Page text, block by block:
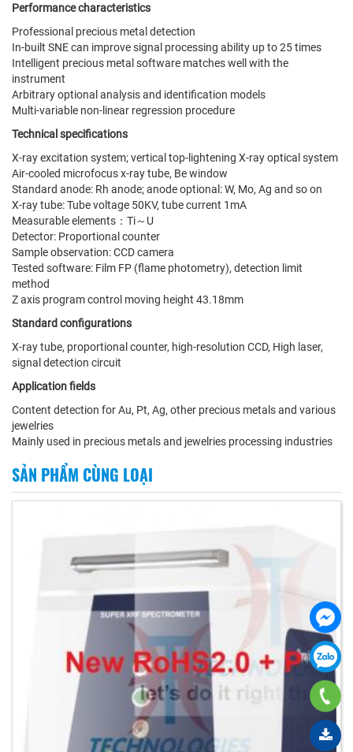
Performance characteristics
Professional precious metal detection
In-built SNE can improve signal processing ability up to 25 times
Intelligent precious metal software matches well with the
instrument
Arbitrary optional analysis and identification models
Multi-variable non-linear regression procedure
Technical specifications
X-ray excitation system; vertical top-lightening X-ray optical system
Air-cooled microfocus x-ray tube, Be window
Standard anode: Rh anode; anode optional: W, Mo, Ag and so on
X-ray tube: Tube voltage 50KV, tube current 1mA
Measurable elements：Ti～U
Detector: Proportional counter
Sample observation: CCD camera
Tested software: Film FP (flame photometry), detection limit
method
Z axis program control moving height 43.18mm
Standard configurations
X-ray tube, proportional counter, high-resolution CCD, High laser,
signal detection circuit
Application fields
Content detection for Au, Pt, Ag, other precious metals and various
jewelries
Mainly used in precious metals and jewelries processing industries
SẢN PHẨM CÙNG LOẠI